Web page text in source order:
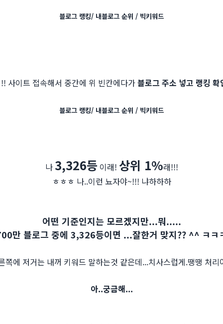
블로그 랭킹/ 내블로그 순위 / 빅키워드
사이트 접속해서 중간에 위 빈칸에다가블로그 주소 넣고 랭킹 확
블로그 랭킹/ 내블로그 순위 / 빅키워드
나 3,326등 이래! 상위 1%래!!!
ㅎㅎㅎ 나..이런 뇨자야~!!! 냐하하하
어떤 기준인지는 모르겠지만...뭐.....
만 블로그 중에 3,326등이면 ...잘한거 맞지?? ^^ ㅋㅋ
쪽에 저거는 내꺼 키워드 말하는것 같은데...치사스럽게.땡땡 처리
아..궁금해...